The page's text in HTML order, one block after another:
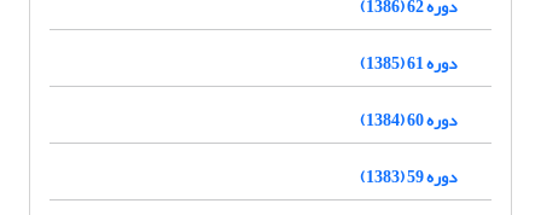
دوره 61 (1385)
دوره 60 (1384)
دوره 59 (1383)